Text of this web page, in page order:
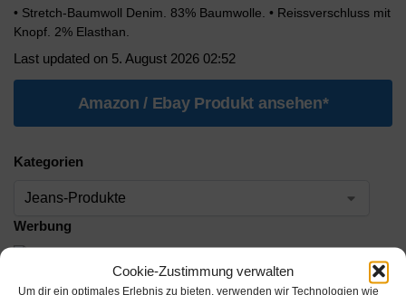
Cookie-Zustimmung verwalten
Um dir ein optimales Erlebnis zu bieten, verwenden wir Technologien wie
• Stretch-Baumwoll Denim. 83% Baumwolle. • Reissverschluss mit
Knopf. 2% Elasthan.
Last updated on 5. August 2026 02:52
Amazon / Ebay Produkt ansehen*
Kategorien
Werbung